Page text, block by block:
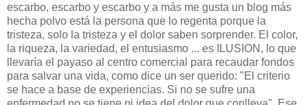
escarbo, escarbo y escarbo y a más me gusta un blog más
hecha polvo está la persona que lo regenta porque la
tristeza, solo la tristeza y el dolor saben sorprender. El color,
la riqueza, la variedad, el entusiasmo ... es ILUSION, lo que
llevaría el payaso al centro comercial para recaudar fondos
para salvar una vida, como dice un ser querido: "El criterio
se hace a base de experiencias. Si no se sufre una